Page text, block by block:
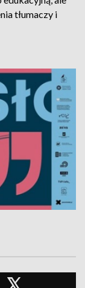
tłumaczy i